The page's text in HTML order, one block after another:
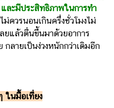
ละมีประสิทธิภาพในการทำ
ม่ควรนอนเกินครึ่งชั่วโมงไม่
ยแล้วตื่นขึ้นมาด้วยอาการ
ลายเป็นง่วงหนักกว่าเดิมอีก
ในมื้อเที่ยง